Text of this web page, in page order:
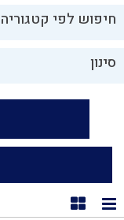
חיפוש לפי קטגוריה
סינון
תצוגת רשימה
תצוגת קוביות